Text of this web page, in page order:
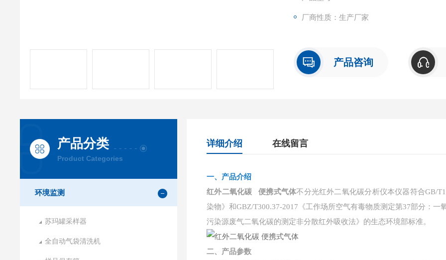
厂商性质：生产厂家
产品咨询
产品分类
Product Categories
环境监测
苏玛罐采样器
全自动气袋清洗机
详细介绍 在线留言
一、 产品介绍
红外二氧化碳 便携式气体不分光红外二氧化碳分析仪本仪器符合GB/
染物》和GBZ/T300.37-2017《工作场所空气有毒物质测定第37部分：
污染源废气二氧化碳的测定非分散红外吸收法》的生态环境部标准。
二、 产品参数